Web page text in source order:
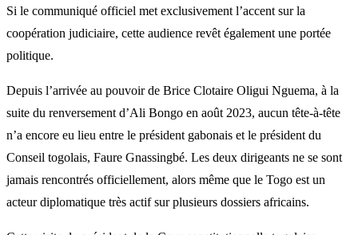
Si le communiqué officiel met exclusivement l’accent sur la
coopération judiciaire, cette audience revêt également une portée
politique.
Depuis l’arrivée au pouvoir de Brice Clotaire Oligui Nguema, à la
suite du renversement d’Ali Bongo en août 2023, aucun tête-à-tête
n’a encore eu lieu entre le président gabonais et le président du
Conseil togolais, Faure Gnassingbé. Les deux dirigeants ne se sont
jamais rencontrés officiellement, alors même que le Togo est un
acteur diplomatique très actif sur plusieurs dossiers africains.